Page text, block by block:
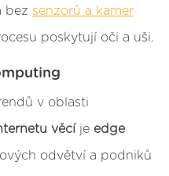
bez senzorů a kamer
poskytují oči a uši.
v oblasti
věcí je edge
odvětví a podniků